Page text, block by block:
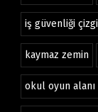
iş güvenliği
kaymaz zemin
okul oyun alanı